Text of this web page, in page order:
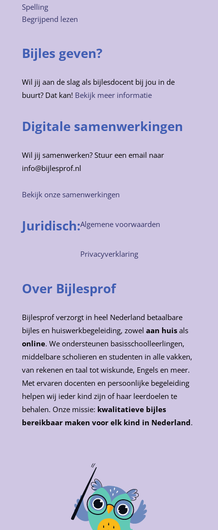
Spelling
Begrijpend lezen
Bijles geven?
Wil jij aan de slag als bijlesdocent bij jou in de
buurt? Dat kan! Bekijk meer informatie
Digitale samenwerkingen
Wil jij samenwerken? Stuur een email naar
info@bijlesprof.nl
Bekijk onze samenwerkingen
Juridisch:Algemene voorwaarden
Privacyverklaring
Over Bijlesprof
Bijlesprof verzorgt in heel Nederland betaalbare
bijles en huiswerkbegeleiding, zowel aan huisals
online. We ondersteunen basisschoolleerlingen,
middelbare scholieren en studenten in alle vakken,
van rekenen en taal tot wiskunde, Engels en meer.
Met ervaren docenten en persoonlijke begeleiding
helpen wij ieder kind zijn of haar leerdoelen te
behalen. Onze missie: kwalitatieve bijles
bereikbaar maken voor elk kind in Nederland.